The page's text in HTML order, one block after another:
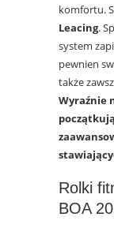
komfortu.
Leacing.
system
pewnien
także
Wyraźnie
Rolki
BOA